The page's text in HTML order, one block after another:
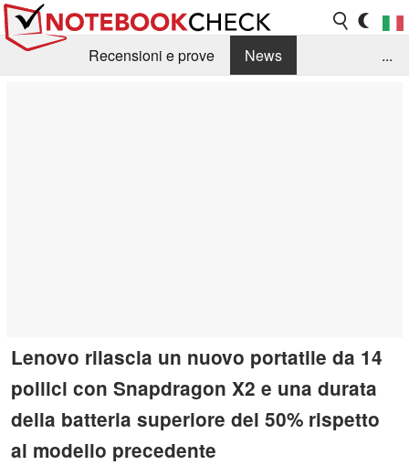
Recensioni e prove
News
...
Lenovo rilascia un nuovo portatile da 14
pollici con Snapdragon X2 e una durata
della batteria superiore del 50% rispetto
al modello precedente